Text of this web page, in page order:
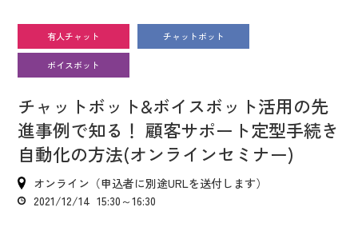
お役立ち資料
会社案内
採用情報
IR情報
CX向上情報サイト
有人チャット チャットボット
ボイスボット
チャットボット&ボイスボット活用の先
進事例で知る！ 顧客サポート定型手続き
自動化の方法(オンラインセミナー)
オンライン（申込者に別途URLを送付します）
2021/12/14 15:30～16:30